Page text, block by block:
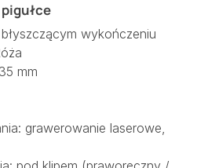
wykończeniu
mm
grawerowanie laserowe,